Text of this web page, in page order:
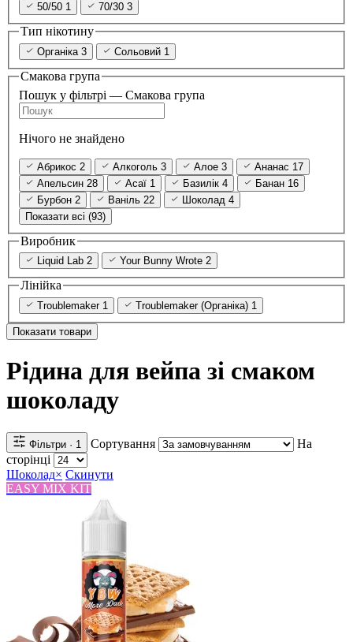
50/50 1 70/30 3
Тип нікотину
Органіка 3 Сольовий 1
Смакова група
Пошук у фільтрі — Смакова група
Нічого не знайдено
Абрикос 2 Алкоголь 3 Алое 3 Ананас 17
Апельсин 28 Асаї 1 Базилік 4 Банан 16
Бурбон 2 Ваніль 22 Шоколад 4
Показати всі (93)
Виробник
Liquid Lab 2 Your Bunny Wrote 2
Лінійка
Troublemaker 1 Troublemaker (Органіка) 1
Показати товари
Рідина для вейпа зі смаком
шоколаду
Фільтри · 1 Сортування
На
сторінці
Шоколад× Скинути
EASY MIX KIT